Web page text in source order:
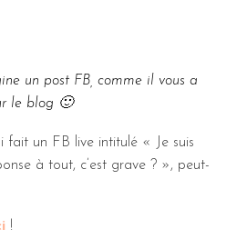
un post FB, comme il vous a
le blog 🙂
fait un FB live intitulé « Je suis
à tout, c’est grave ? », peut-
!